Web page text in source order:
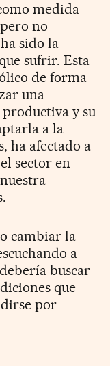
medida
no
sido la
sufrir. Esta
de forma
una
y su
a la
ha afectado a
sector en
cambiar la
a
buscar
que
por